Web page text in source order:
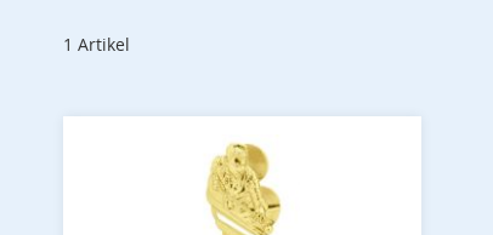
1 Artikel